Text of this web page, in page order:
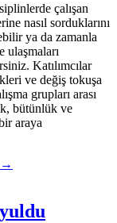
çalışan
nasıl sorduklarını
ya da zamanla
ulaşmaları
Katılımcılar
ve değiş tokuşa
grupları arası
bütünlük ve
araya
→